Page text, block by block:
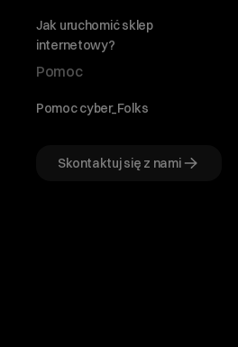
Jak uruchomić sklep
internetowy?
Pomoc
Pomoc cyber_Folks
Skontaktuj się z nami